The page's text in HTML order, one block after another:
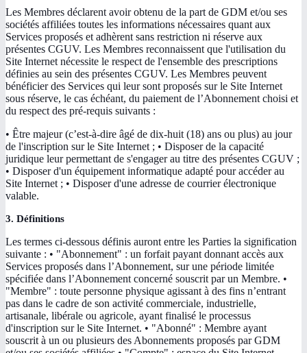
Les Membres déclarent avoir obtenu de la part de GDM et/ou ses
sociétés affiliées toutes les informations nécessaires quant aux
Services proposés et adhèrent sans restriction ni réserve aux
présentes CGUV. Les Membres reconnaissent que l'utilisation du
Site Internet nécessite le respect de l'ensemble des prescriptions
définies au sein des présentes CGUV. Les Membres peuvent
bénéficier des Services qui leur sont proposés sur le Site Internet
sous réserve, le cas échéant, du paiement de l’Abonnement choisi et
du respect des pré-requis suivants :
• Être majeur (c’est-à-dire âgé de dix-huit (18) ans ou plus) au jour
de l'inscription sur le Site Internet ; • Disposer de la capacité
juridique leur permettant de s'engager au titre des présentes CGUV ;
• Disposer d'un équipement informatique adapté pour accéder au
Site Internet ; • Disposer d'une adresse de courrier électronique
valable.
3. Définitions
Les termes ci-dessous définis auront entre les Parties la signification
suivante : • "Abonnement" : un forfait payant donnant accès aux
Services proposés dans l’Abonnement, sur une période limitée
spécifiée dans l’Abonnement concerné souscrit par un Membre. •
"Membre" : toute personne physique agissant à des fins n’entrant
pas dans le cadre de son activité commerciale, industrielle,
artisanale, libérale ou agricole, ayant finalisé le processus
d'inscription sur le Site Internet. • "Abonné" : Membre ayant
souscrit à un ou plusieurs des Abonnements proposés par GDM